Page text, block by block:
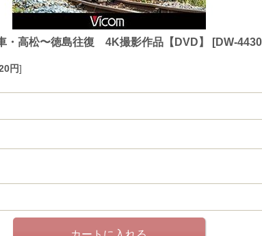
高松〜徳島往復 4K撮影作品【DVD】 [DW-4430
円]